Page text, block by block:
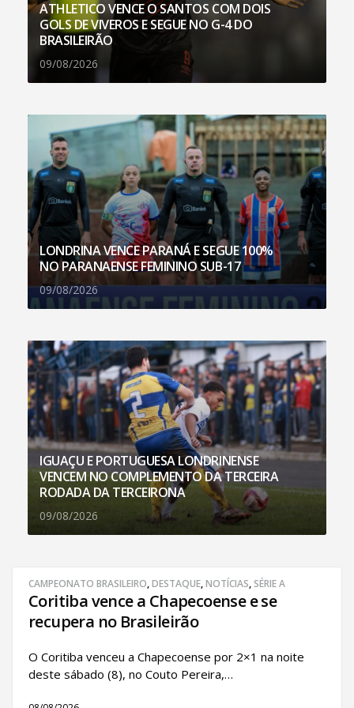
ATHLETICO VENCE O SANTOS COM DOIS
GOLS DE VIVEROS E SEGUE NO G-4 DO
BRASILEIRÃO
09/08/2026
LONDRINA VENCE PARANÁ E SEGUE 100%
NO PARANAENSE FEMININO SUB-17
09/08/2026
IGUAÇU E PORTUGUESA LONDRINENSE
VENCEM NO COMPLEMENTO DA TERCEIRA
RODADA DA TERCEIRONA
09/08/2026
CAMPEONATO BRASILEIRO,DESTAQUE,NOTÍCIAS,SÉRIE A
Coritiba vence a Chapecoense e se
recupera no Brasileirão
O Coritiba venceu a Chapecoense por 2×1 na noite
deste sábado (8), no Couto Pereira,…